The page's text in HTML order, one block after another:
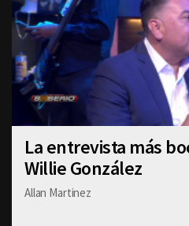
La entrevista más
Willie González
Allan Martinez